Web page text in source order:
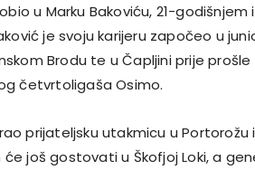
u Marku Bakoviću, 21-godišnjem
je svoju karijeru započeo u
Brodu te u Čapljini prije prošle
četvrtoligaša Osimo.
prijateljsku utakmicu u Portorožu
još gostovati u Škofjoj Loki, a